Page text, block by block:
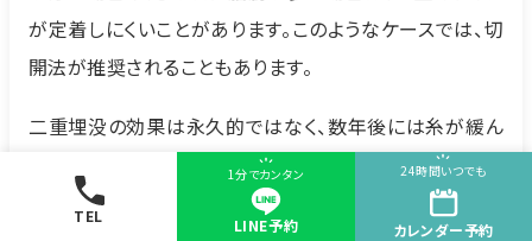
TEL
1分でカンタン
LINE予約
24時間いつでも
カレンダー予約
が定着しにくいことがあります。このようなケースでは、切
開法が推奨されることもあります。
二重埋没の効果は永久的ではなく、数年後には糸が緩ん
で元のまぶたに戻る可能性があります。しかし、この方法
は再度手術が可能であり、簡単に二重のラインを再形成